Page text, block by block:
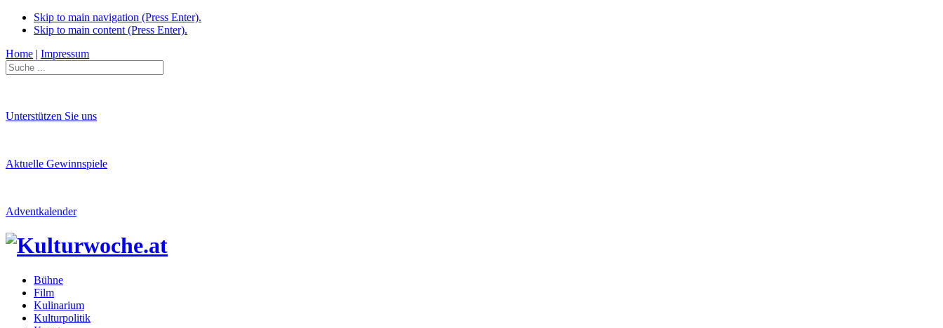
Skip to main navigation (Press Enter).
Skip to main content (Press Enter).
Home | Impressum
Unterstützen Sie uns
Aktuelle Gewinnspiele
Adventkalender
Bühne
Film
Kulinarium
Kulturpolitik